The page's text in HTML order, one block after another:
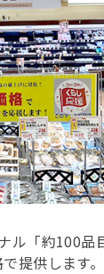
ル「約100品
提供します。